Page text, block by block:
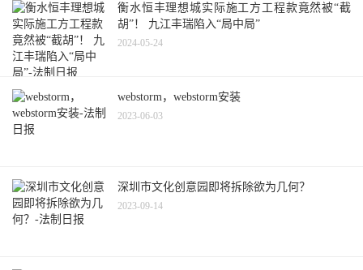
衡水恒丰理想城实际施工方工程款竟然被“截
胡”！ 九江丰瑞陷入“局中局”
2024-05-24
webstorm，webstorm安装
2023-06-03
深圳市文化创意园即将拆除欲为几何？
2023-09-14